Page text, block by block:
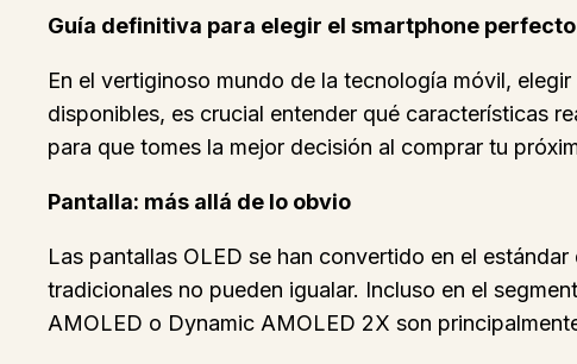
Guía definitiva para elegir el smartphone
En el vertiginoso mundo de la tecnología móvil,
disponibles, es crucial entender qué características
para que tomes la mejor decisión al comprar tu
Pantalla: más allá de lo obvio
Las pantallas OLED se han convertido en el
tradicionales no pueden igualar. Incluso en el
AMOLED o Dynamic AMOLED 2X son